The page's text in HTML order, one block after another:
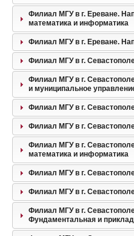
Филиал МГУ в г. Ереване.
математика и информатика
Филиал МГУ в г. Ереване.
Филиал МГУ в г.
Филиал МГУ в г.
и муниципальное
Филиал МГУ в г.
Филиал МГУ в г.
Филиал МГУ в г.
математика и информатика
Филиал МГУ в г.
Филиал МГУ в г.
Филиал МГУ в г.
Фундаментальная и